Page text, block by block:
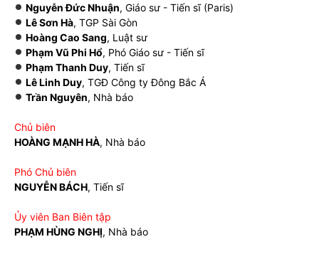
Nguyễn Đức Nhuận, Giáo sư - Tiến sĩ (Paris)
Lê Sơn Hà, TGP Sài Gòn
Hoàng Cao Sang, Luật sư
Phạm Vũ Phi Hổ, Phó Giáo sư - Tiến sĩ
Phạm Thanh Duy, Tiến sĩ
Lê Linh Duy, TGĐ Công ty Đông Bắc Á
Trần Nguyên, Nhà báo
Chủ biên
HOÀNG MẠNH HÀ, Nhà báo
Phó Chủ biên
NGUYỄN BÁCH, Tiến sĩ
Ủy viên Ban Biên tập
PHẠM HÙNG NGHỊ, Nhà báo